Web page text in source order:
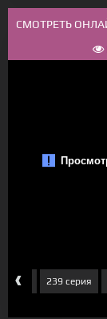
СМОТРЕТЬ
‹ 239 серия